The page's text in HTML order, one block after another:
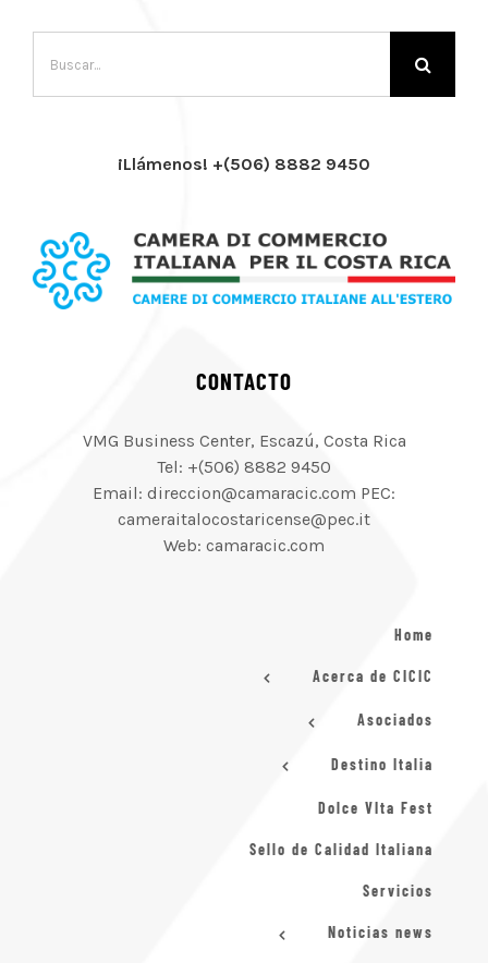
¡Llámenos! +(506) 8882 9450
CONTACTO
VMG Business Center, Escazú, Costa Rica
Tel: +(506) 8882 9450
Email: direccion@camaracic.com PEC:
cameraitalocostaricense@pec.it
Web: camaracic.com
Home
Acerca de CICIC
Asociados
Destino Italia
Dolce VIta Fest
Sello de Calidad Italiana
Servicios
Noticias news